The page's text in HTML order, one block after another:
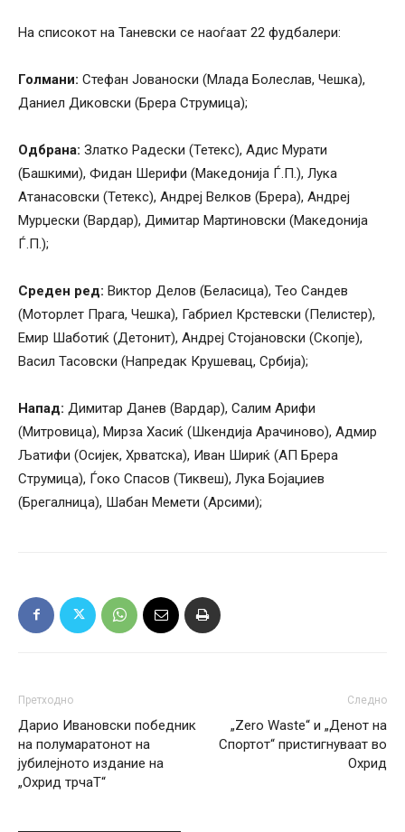
На списокот на Таневски се наоѓаат 22 фудбалери:
Голмани: Стефан Јованоски (Млада Болеслав, Чешка),
Даниел Диковски (Брера Струмица);
Одбрана: Златко Радески (Тетекс), Адис Мурати
(Башкими), Фидан Шерифи (Македонија Ѓ.П.), Лука
Атанасовски (Тетекс), Андреј Велков (Брера), Андреј
Мурџески (Вардар), Димитар Мартиновски (Македонија
Ѓ.П.);
Среден ред: Виктор Делов (Беласица), Тео Сандев
(Моторлет Прага, Чешка), Габриел Крстевски (Пелистер),
Емир Шаботиќ (Детонит), Андреј Стојановски (Скопје),
Васил Тасовски (Напредак Крушевац, Србија);
Напад: Димитар Данев (Вардар), Салим Арифи
(Митровица), Мирза Хасиќ (Шкендија Арачиново), Адмир
Љатифи (Осијек, Хрватска), Иван Шириќ (АП Брера
Струмица), Ѓоко Спасов (Тиквеш), Лука Бојаџиев
(Брегалница), Шабан Мемети (Арсими);
Претходно
Дарио Ивановски победник
на полумаратонот на
јубилејното издание на
„Охрид трчаТ“
Следно
„Zero Waste“ и „Денот на
Спортот“ пристигнуваат во
Охрид